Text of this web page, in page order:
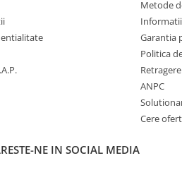
Metode
Garantia
Politica
ANPC
Cere
NE IN SOCIAL MEDIA